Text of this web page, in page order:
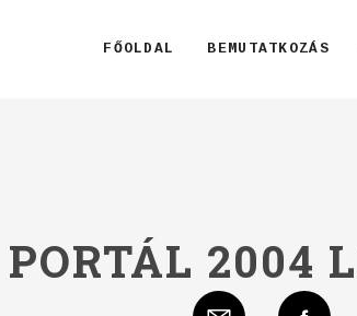
FŐOLDAL BEMUTATKOZÁS
PORTÁL 2004